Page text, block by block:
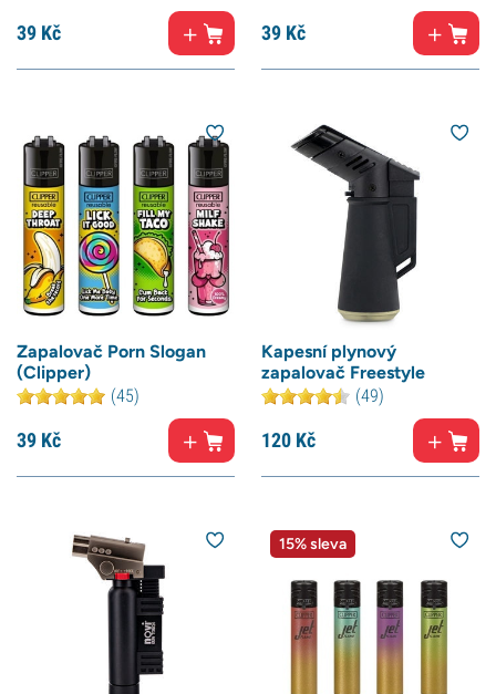
39 Kč 39 Kč
Zapalovač Porn Slogan
(Clipper)
(45)
39 Kč
Kapesní plynový
zapalovač Freestyle
(49)
120 Kč
15% sleva